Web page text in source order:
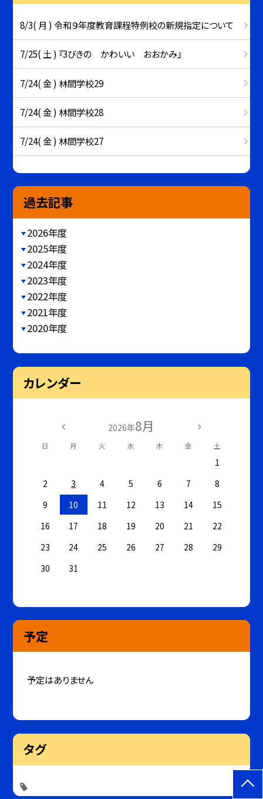
8/3( 月 ) 令和９年度教育課程特例校の新規指定について
7/25( 土 ) 『3びきの かわいい おおかみ』
7/24( 金 ) 林間学校29
7/24( 金 ) 林間学校28
7/24( 金 ) 林間学校27
過去記事
2026年度
2025年度
2024年度
2023年度
2022年度
2021年度
2020年度
カレンダー
2026年8月
日 月 火 水 木 金 土
1
2
3 4 5 6 7
8
9
10 11 12 13 14
15
16
17 18 19 20 21
22
23
24 25 26 27 28
29
30
31
予定
予定はありません
タグ